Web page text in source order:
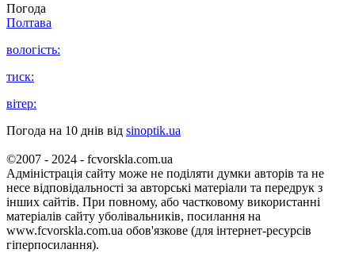
Погода
Полтава
вологість:
тиск:
вітер:
Погода на 10 днів від sinoptik.ua
©2007 - 2024 - fcvorskla.com.ua
Адміністрація сайту може не поділяти думки авторів та не
несе відповідальності за авторські матеріали та передрук з
інших сайтів. При повному, або частковому використанні
матеріалів сайту уболівальників, посилання на
www.fcvorskla.com.ua обов'язкове (для інтернет-ресурсів
гіперпосилання).